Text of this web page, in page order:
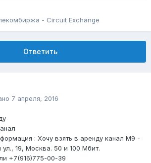
- Circuit Exchange
Ответить
7 апреля, 2016
: Хочу взять в аренду канал М9 -
19, Москва. 50 и 100 Мбит.
+7(916)775-00-39